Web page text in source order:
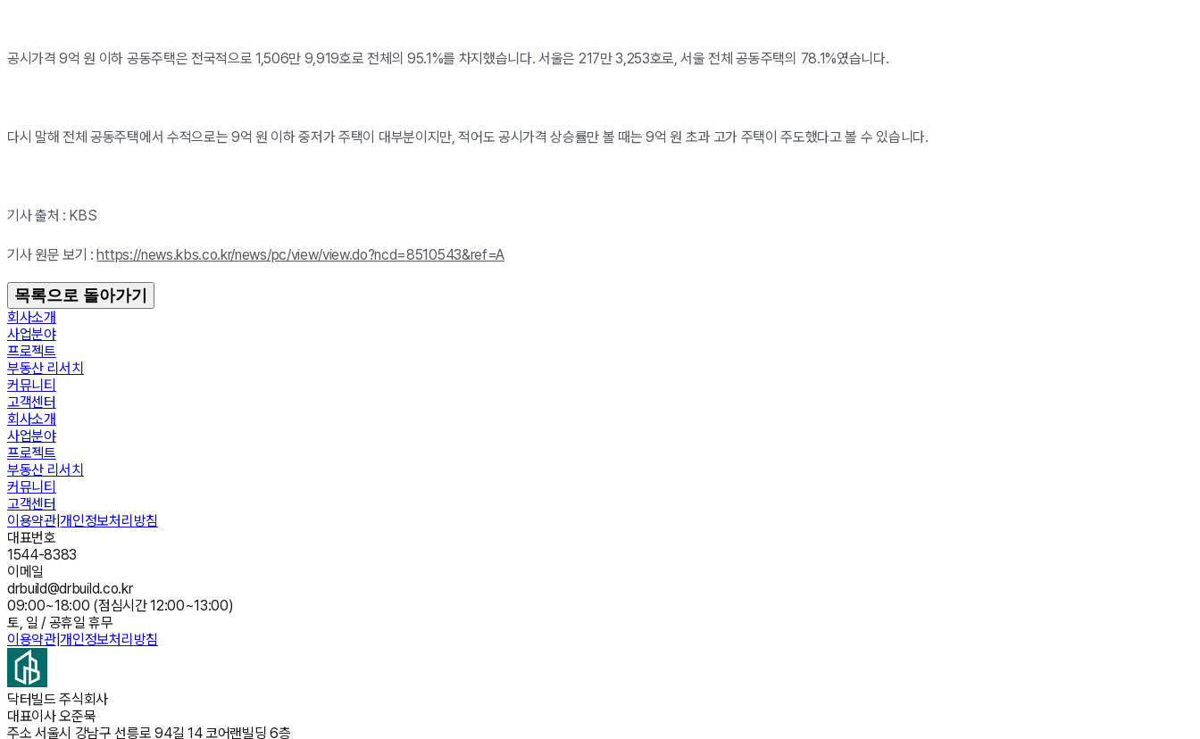
공시가격 9억 원 이하 공동주택은 전국적으로 1,506만 9,919호로 전체의 95.1%를 차지했습니다. 서울은 217만 3,253호로, 서울 전체 공동주택의 78.1%였습니다.
다시 말해 전체 공동주택에서 수적으로는 9억 원 이하 중저가 주택이 대부분이지만, 적어도 공시가격 상승률만 볼 때는 9억 원 초과 고가 주택이 주도했다고 볼 수 있습니다.
기사 출처 : KBS
기사 원문 보기 :https://news.kbs.co.kr/news/pc/view/view.do?ncd=8510543&ref=A
목록으로 돌아가기
회사소개
사업분야
프로젝트
부동산 리서치
커뮤니티
고객센터
회사소개
사업분야
프로젝트
부동산 리서치
커뮤니티
고객센터
이용약관|개인정보처리방침
대표번호
1544-8383
이메일
drbuild@drbuild.co.kr
09:00~18:00 (점심시간 12:00~13:00)
토, 일 / 공휴일 휴무
이용약관|개인정보처리방침
닥터빌드 주식회사
대표이사오준묵
주소 서울시 강남구 선릉로 94길 14 코어랜빌딩 6층